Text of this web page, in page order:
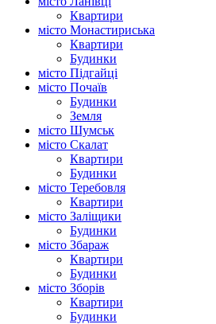
Квартири
місто Монастириська
Квартири
Будинки
місто Підгайці
місто Почаїв
Будинки
Земля
місто Шумськ
місто Скалат
Квартири
Будинки
місто Теребовля
Квартири
місто Залiщики
Будинки
місто Збараж
Квартири
Будинки
місто Зборів
Квартири
Будинки